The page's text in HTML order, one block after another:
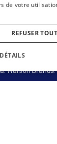
ET DURABILITÉ
Warson
de votre
REFUSER TOUT